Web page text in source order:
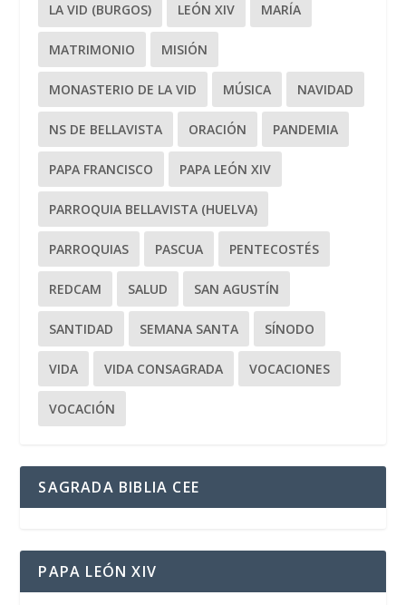
LA VID (BURGOS) LEÓN XIV MARÍA
MATRIMONIO MISIÓN
MONASTERIO DE LA VID MÚSICA NAVIDAD
NS DE BELLAVISTA ORACIÓN PANDEMIA
PAPA FRANCISCO PAPA LEÓN XIV
PARROQUIA BELLAVISTA (HUELVA)
PARROQUIAS PASCUA PENTECOSTÉS
REDCAM SALUD SAN AGUSTÍN
SANTIDAD SEMANA SANTA SÍNODO
VIDA VIDA CONSAGRADA VOCACIONES
VOCACIÓN
SAGRADA BIBLIA CEE
PAPA LEÓN XIV